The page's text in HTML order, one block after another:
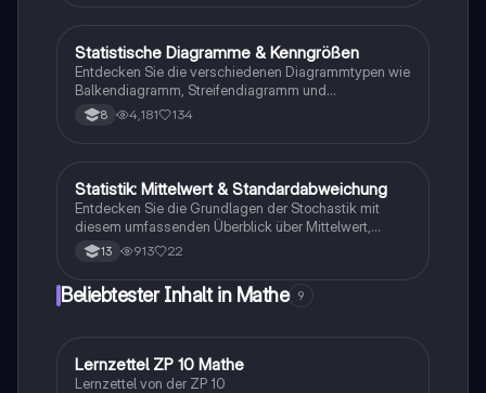
die sich auf Prüfungen vorbereiten oder ihre
numerischen Fähigkeiten verbessern möchten.
Mathe
Statistische Diagramme & Kenngrößen
Entdecken Sie die verschiedenen Diagrammtypen wie
Balkendiagramm, Streifendiagramm und
Kreisdiagramm sowie wichtige Kenngrößen der
Statistik: Minimum, Maximum, Spannweite,
die Grundlagen der deskriptiven Statistik und
Stochastik, ideal für Studierende der Mathematik und
Statistik.
8 4,181 134
Mathe
Statistik: Mittelwert & Standardabweichung
Entdecken Sie die Grundlagen der Stochastik mit
diesem umfassenden Überblick über Mittelwert,
Standardabweichung, Erwartungswert und
binomialverteilte Zufallsgrößen. Ideal für Studierende,
Formeln, Histogramme und Beispiele zur
13 913 22
Beliebtester Inhalt in Mathe 9
Mathe
Lernzettel ZP 10 Mathe
Lernzettel von der ZP 10